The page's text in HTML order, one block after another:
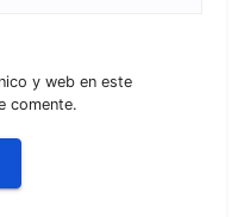
y web en este
comente.